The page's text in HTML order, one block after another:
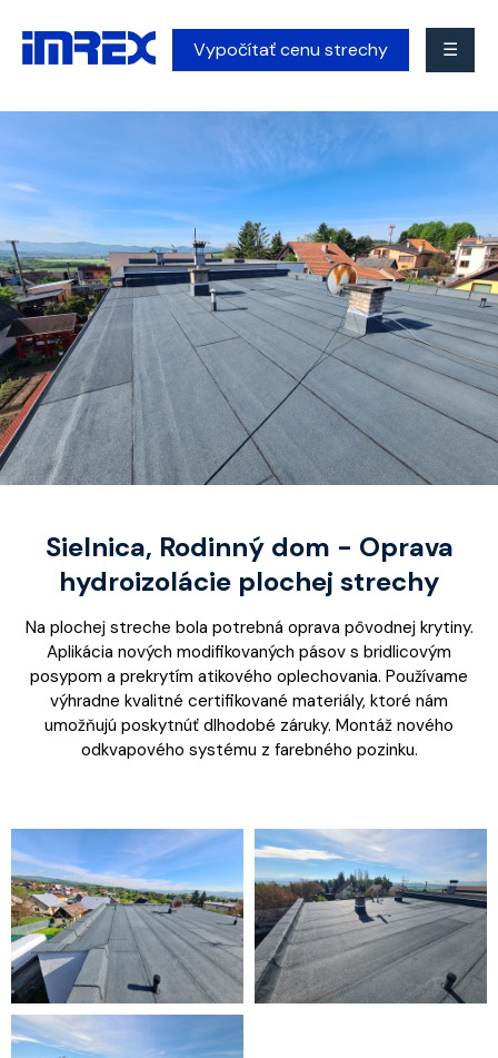
Vypočítať cenu strechy ☰
Sielnica, Rodinný dom - Oprava
hydroizolácie plochej strechy
Na plochej streche bola potrebná oprava pôvodnej krytiny.
Aplikácia nových modifikovaných pásov s bridlicovým
posypom a prekrytím atikového oplechovania. Používame
výhradne kvalitné certifikované materiály, ktoré nám
umožňujú poskytnúť dlhodobé záruky. Montáž nového
odkvapového systému z farebného pozinku.